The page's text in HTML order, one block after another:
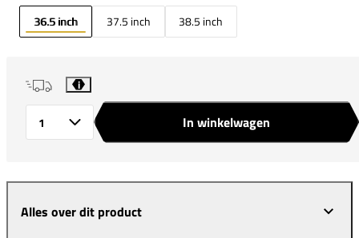
36.5 inch 37.5 inch 38.5 inch
i
In winkelwagen
Alles over dit product